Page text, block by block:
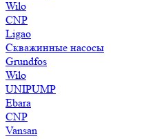
Wilo
CNP
Ligao
Скважинные насосы
Grundfos
Wilo
UNIPUMP
Ebara
CNP
Vansan